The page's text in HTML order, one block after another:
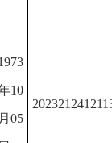
10
月05